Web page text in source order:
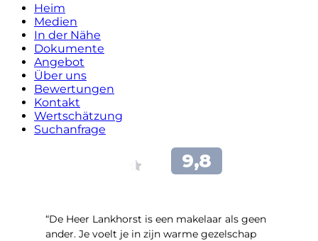
Heim
Medien
In der Nähe
Dokumente
Angebot
Über uns
Bewertungen
Kontakt
Wertschätzung
Suchanfrage
“De Heer Lankhorst is een makelaar als geen
ander. Je voelt je in zijn warme gezelschap